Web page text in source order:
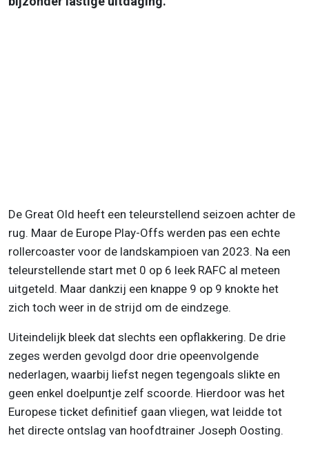
De Great Old heeft een teleurstellend seizoen achter de
rug. Maar de Europe Play-Offs werden pas een echte
rollercoaster voor de landskampioen van 2023. Na een
teleurstellende start met 0 op 6 leek RAFC al meteen
uitgeteld. Maar dankzij een knappe 9 op 9 knokte het
zich toch weer in de strijd om de eindzege.
Uiteindelijk bleek dat slechts een opflakkering. De drie
zeges werden gevolgd door drie opeenvolgende
nederlagen, waarbij liefst negen tegengoals slikte en
geen enkel doelpuntje zelf scoorde. Hierdoor was het
Europese ticket definitief gaan vliegen, wat leidde tot
het directe ontslag van hoofdtrainer Joseph Oosting.